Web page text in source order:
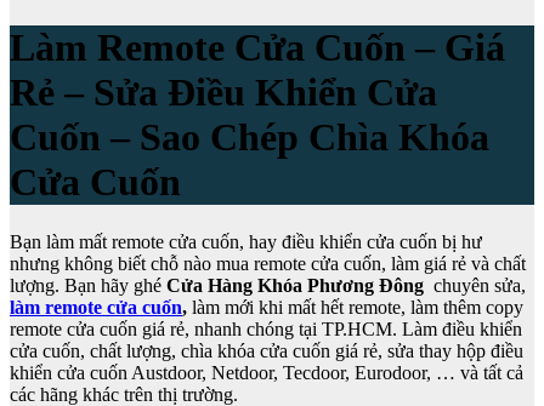
Làm Remote Cửa Cuốn – Giá
Rẻ – Sửa Điều Khiển Cửa
Cuốn – Sao Chép Chìa Khóa
Cửa Cuốn
Bạn làm mất remote cửa cuốn, hay điều khiển cửa cuốn bị hư
nhưng không biết chỗ nào mua remote cửa cuốn, làm giá rẻ và chất
lượng. Bạn hãy ghé Cửa Hàng Khóa Phương Đông chuyên sửa,
làm remote cửa cuốn, làm mới khi mất hết remote, làm thêm copy
remote cửa cuốn giá rẻ, nhanh chóng tại TP.HCM. Làm điều khiển
cửa cuốn, chất lượng, chìa khóa cửa cuốn giá rẻ, sửa thay hộp điều
khiển cửa cuốn Austdoor, Netdoor, Tecdoor, Eurodoor, … và tất cả
các hãng khác trên thị trường.